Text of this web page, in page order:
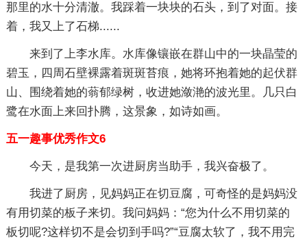
那里的水十分清澈。我踩着一块块的石头，到了对面。接
着，我又上了石梯......
来到了上李水库。水库像镶嵌在群山中的一块晶莹的
碧玉，四周石壁裸露着斑斑苔痕，她将环抱着她的起伏群
山、围绕着她的蓊郁绿树，收进她潋滟的波光里。几只白
鹭在水面上来回扑腾，这景象，如诗如画。
五一趣事优秀作文6
今天，是我第一次进厨房当助手，我兴奋极了。
我进了厨房，见妈妈正在切豆腐，可奇怪的是妈妈没
有用切菜的板子来切。我问妈妈：“您为什么不用切菜的
板切呢?这样切不是会切到手吗?”“豆腐太软了，我不用完